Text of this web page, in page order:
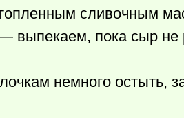
сливочным
выпекаем, пока сыр не
немного остыть,